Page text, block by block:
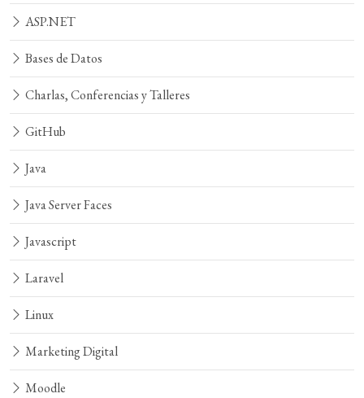
ASP.NET
Bases de Datos
Charlas, Conferencias y Talleres
GitHub
Java
Java Server Faces
Javascript
Laravel
Linux
Marketing Digital
Moodle